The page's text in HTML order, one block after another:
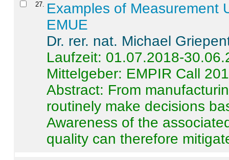
27. Examples of Measurement
EMUE
Dr. rer. nat. Michael
Laufzeit: 01.07.2018-
Mittelgeber: EMPIR Call
Abstract: From
routinely make decisions
Awareness of the
quality can therefore